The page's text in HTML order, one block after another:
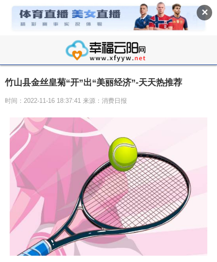
✕
竹山县金丝皇菊“开”出“美丽经济”-天天热推荐
时间：2022-11-16 18:37:41 来源：消费日报